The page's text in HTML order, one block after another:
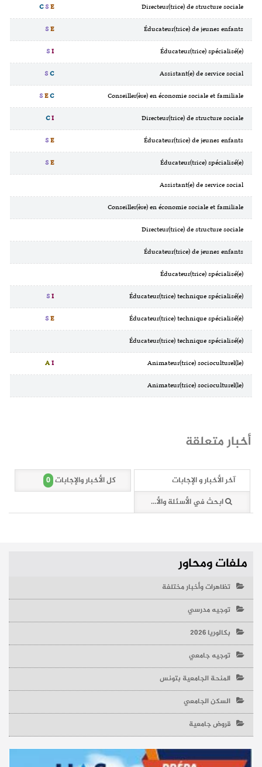
CSE
SE
SI
SC
SEC
CI
SE
SE
SI
SE
AI
أخبار متعلقة
آخر الأخبار و الإجابات كل الأخبار والإجابات 0
ابحث في الأسئلة والأخبار (0 وثائق)
ملفات ومحاور
تظاهرات وأخبار مختلفة
توجيه مدرسي
بكالوريا 2026
توجيه جامعي
المنحة الجامعية بتونس
السكن الجامعي
قروض جامعية